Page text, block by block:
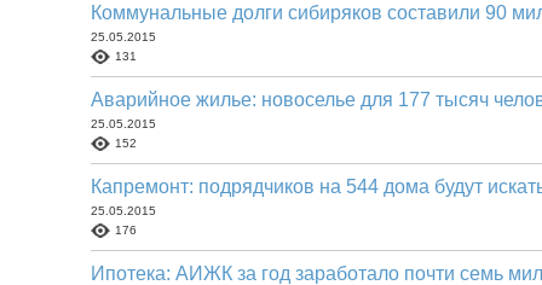
Коммунальные долги сибиряков составили 90
25.05.2015
131
Аварийное жилье: новоселье для 177 тысяч
25.05.2015
152
Капремонт: подрядчиков на 544 дома будут
25.05.2015
176
Ипотека: АИЖК за год заработало почти семь